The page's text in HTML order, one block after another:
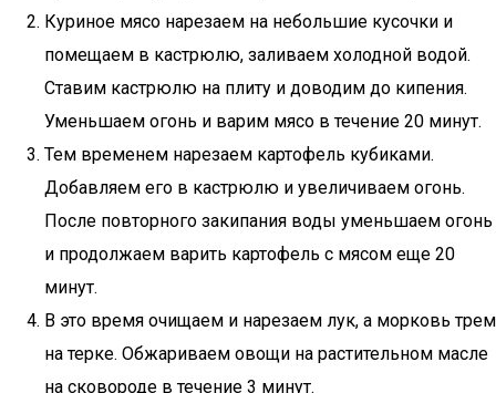
Куриное мясо нарезаем на небольшие кусочки и
помещаем в кастрюлю, заливаем холодной водой.
Ставим кастрюлю на плиту и доводим до кипения.
Уменьшаем огонь и варим мясо в течение 20 минут.
Тем временем нарезаем картофель кубиками.
Добавляем его в кастрюлю и увеличиваем огонь.
После повторного закипания воды уменьшаем огонь
и продолжаем варить картофель с мясом еще 20
минут.
В это время очищаем и нарезаем лук, а морковь трем
на терке. Обжариваем овощи на растительном масле
на сковороде в течение 3 минут.